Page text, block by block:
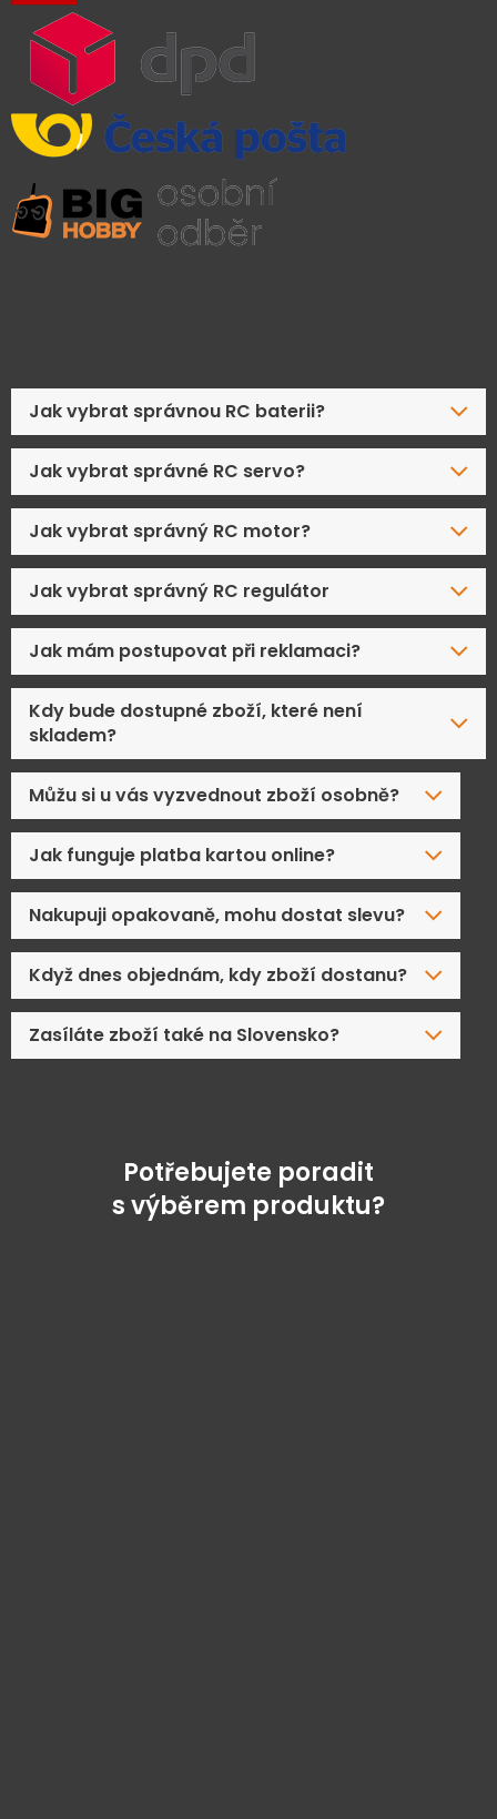
Jak vybrat správnou RC baterii?
Jak vybrat správné RC servo?
Jak vybrat správný RC motor?
Jak vybrat správný RC regulátor
Jak mám postupovat při reklamaci?
Kdy bude dostupné zboží, které není
skladem?
Můžu si u vás vyzvednout zboží osobně?
Jak funguje platba kartou online?
Nakupuji opakovaně, mohu dostat slevu?
Když dnes objednám, kdy zboží dostanu?
Zasíláte zboží také na Slovensko?
Potřebujete poradit
s výběrem produktu?